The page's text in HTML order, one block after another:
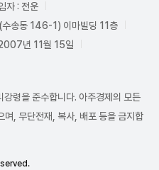
자 : 전운
수송동 146-1) 이마빌딩 11층
년 11월 15일
령을 준수합니다. 아주경제의 모든
며, 무단전재, 복사, 배포 등을 금지합